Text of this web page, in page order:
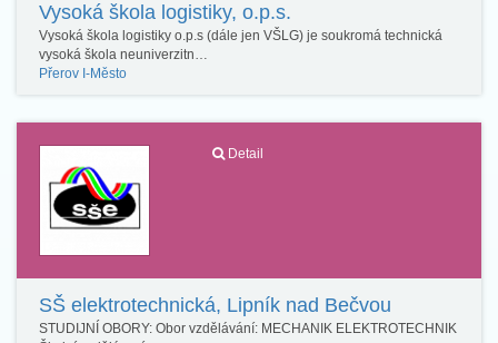
Vysoká škola logistiky, o.p.s.
Vysoká škola logistiky o.p.s (dále jen VŠLG) je soukromá technická
vysoká škola neuniverzitn…
Přerov I-Město
Detail
SŠ elektrotechnická, Lipník nad Bečvou
STUDIJNÍ OBORY: Obor vzdělávání: MECHANIK ELEKTROTECHNIK